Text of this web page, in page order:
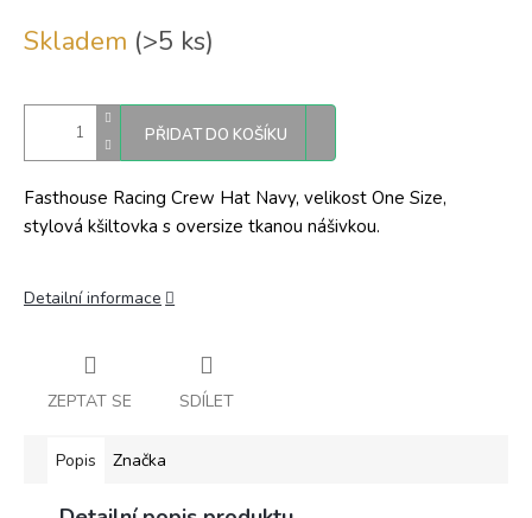
cena:
Skladem (>5 ks)
PŘIDAT DO KOŠÍKU
Fasthouse Racing Crew Hat Navy, velikost One Size,
stylová kšiltovka s oversize tkanou nášivkou.
Detailní informace
ZEPTAT SE SDÍLET
Popis Značka